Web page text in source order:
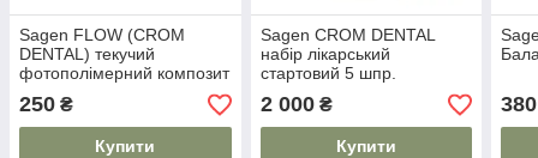
Sagen FLOW (CROM
DENTAL) текучий
фотополімерний композит
250 ₴
Купити
Sagen CROM DENTAL
набір лікарський
стартовий 5 шпр.
2 000₴
Купити
380